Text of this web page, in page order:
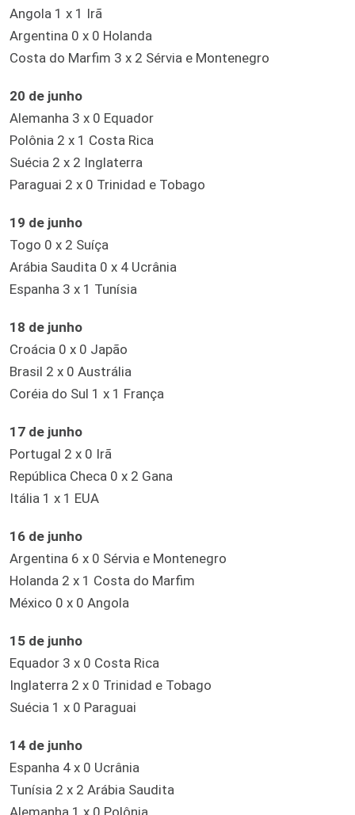
Angola 1 x 1 Irã
Argentina 0 x 0 Holanda
Costa do Marfim 3 x 2 Sérvia e Montenegro
20 de junho
Alemanha 3 x 0 Equador
Polônia 2 x 1 Costa Rica
Suécia 2 x 2 Inglaterra
Paraguai 2 x 0 Trinidad e Tobago
19 de junho
Togo 0 x 2 Suíça
Arábia Saudita 0 x 4 Ucrânia
Espanha 3 x 1 Tunísia
18 de junho
Croácia 0 x 0 Japão
Brasil 2 x 0 Austrália
Coréia do Sul 1 x 1 França
17 de junho
Portugal 2 x 0 Irã
República Checa 0 x 2 Gana
Itália 1 x 1 EUA
16 de junho
Argentina 6 x 0 Sérvia e Montenegro
Holanda 2 x 1 Costa do Marfim
México 0 x 0 Angola
15 de junho
Equador 3 x 0 Costa Rica
Inglaterra 2 x 0 Trinidad e Tobago
Suécia 1 x 0 Paraguai
14 de junho
Espanha 4 x 0 Ucrânia
Tunísia 2 x 2 Arábia Saudita
Alemanha 1 x 0 Polônia